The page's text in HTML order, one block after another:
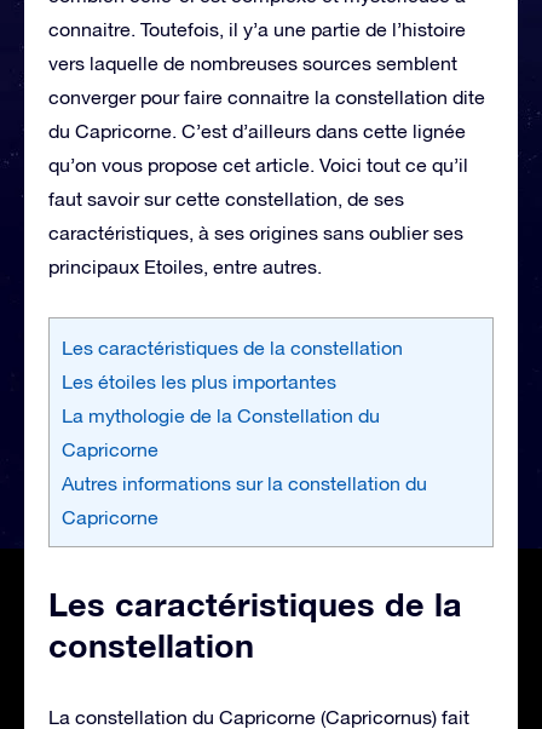
connaitre. Toutefois, il y’a une partie de l’histoire
vers laquelle de nombreuses sources semblent
converger pour faire connaitre la constellation dite
du Capricorne. C’est d’ailleurs dans cette lignée
qu’on vous propose cet article. Voici tout ce qu’il
faut savoir sur cette constellation, de ses
caractéristiques, à ses origines sans oublier ses
principaux Etoiles, entre autres.
Les caractéristiques de la constellation
Les étoiles les plus importantes
La mythologie de la Constellation du
Capricorne
Autres informations sur la constellation du
Capricorne
Les caractéristiques de la
constellation
La constellation du Capricorne (Capricornus) fait